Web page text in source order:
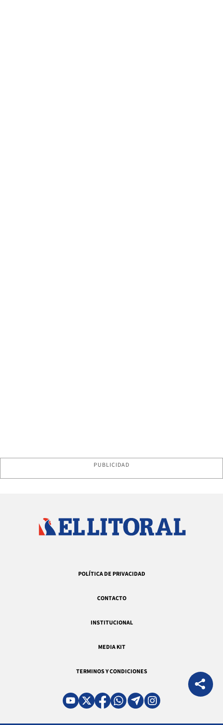
PUBLICIDAD
POLÍTICA DE PRIVACIDAD
CONTACTO
INSTITUCIONAL
MEDIA KIT
TERMINOS Y CONDICIONES